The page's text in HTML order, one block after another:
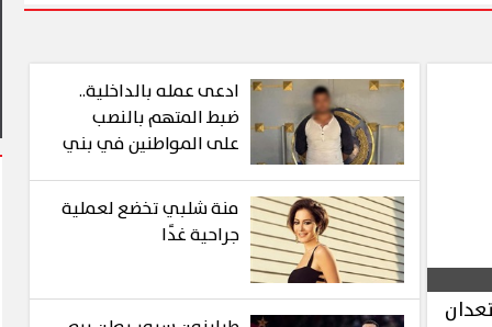
ادعى عمله بالداخلية..
ضبط المتهم بالنصب
على المواطنين في بني
منة شلبي تخضع لعملية
جراحية غدًا
يشهد أول مشاركة
فعاليات شارع الفن
وبورفؤاد في عطلة أسبوعية